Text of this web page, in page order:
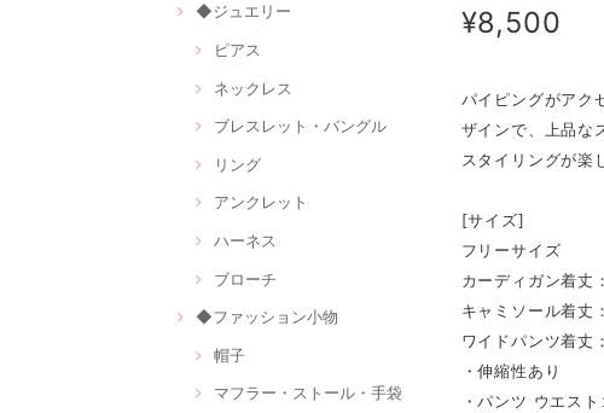
◆ジュエリー
ピアス
ネックレス
ブレスレット・バングル
リング
アンクレット
ハーネス
ブローチ
◆ファッション小物
帽子
マフラー・ストール・手袋
¥8,500
パイピングがアク
ザインで、上品な
スタイリングが楽
[サイズ]
フリーサイズ
カーディガン着
キャミソール着
ワイドパンツ着
・伸縮性あり
・パンツ ウエスト